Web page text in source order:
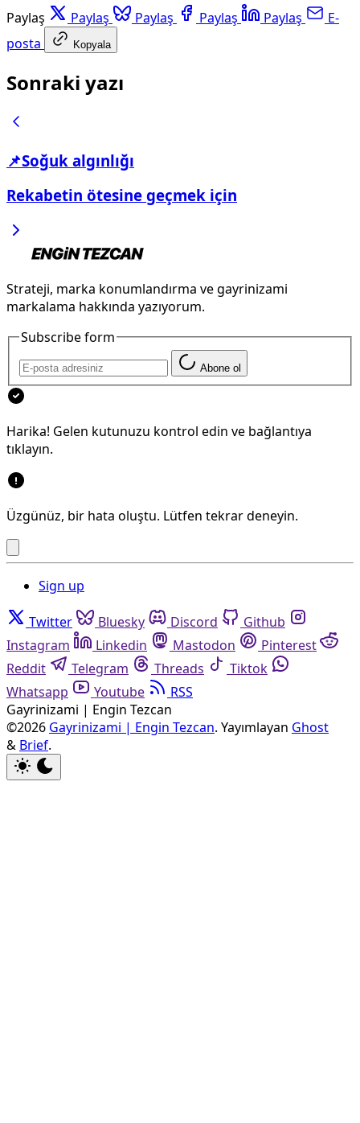
Paylaş Paylaş Paylaş Paylaş Paylaş
E-
posta
Kopyala
Sonraki yazı
📌Soğuk algınlığı
Rekabetin ötesine geçmek için
Strateji, marka konumlandırma ve gayrinizami
markalama hakkında yazıyorum.
Subscribe form
Abone ol
Harika! Gelen kutunuzu kontrol edin ve bağlantıya
tıklayın.
Üzgünüz, bir hata oluştu. Lütfen tekrar deneyin.
Sign up
Twitter Bluesky Discord
Github
Instagram
Linkedin Mastodon
Pinterest
Reddit
Telegram Threads
Tiktok
Whatsapp
Youtube
RSS
Gayrinizami | Engin Tezcan
©2026 Gayrinizami | Engin Tezcan. Yayımlayan Ghost
& Brief.